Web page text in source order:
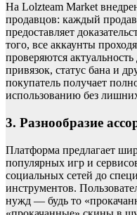
На Lolzteam Market
продавцов: каждый
предоставляет
того, все аккаунты
проверяются
привязок, статус бана и
покупатель получает
использованию без
3. Разнообразие
Платформа предлагает
популярных игр и
социальных сетей до
инструментов.
нужд — будь то